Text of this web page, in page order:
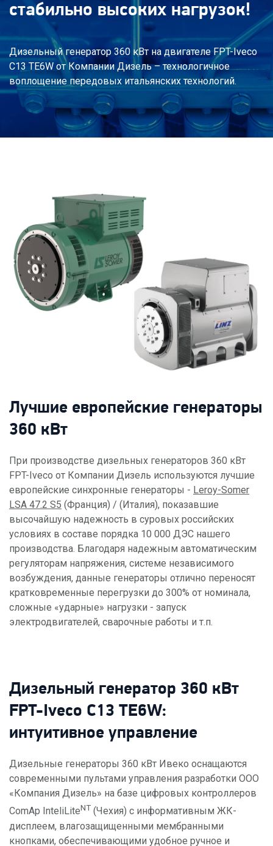
стабильно высоких нагрузок!
Дизельный генератор 360 кВт на двигателе FPT-Iveco
C13 TE6W от Компании Дизель – технологичное
воплощение передовых итальянских технологий.
Лучшие европейские генераторы
360 кВт
При производстве дизельных генераторов 360 кВт
FPT-Iveco от Компании Дизель используются лучшие
европейские синхронные генераторы - Leroy-Somer
LSA 47.2 S5 (Франция) / (Италия), показавшие
высочайшую надежность в суровых российских
условиях в составе порядка 10 000 ДЭС нашего
производства. Благодаря надежным автоматическим
регуляторам напряжения, системе независимого
возбуждения, данные генераторы отлично переносят
кратковременные перегрузки до 300% от номинала,
сложные «ударные» нагрузки - запуск
электродвигателей, сварочные работы и т.п.
Дизельный генератор 360 кВт
FPT-Iveco C13 TE6W:
интуитивное управление
Дизельные генераторы 360 кВт Ивеко оснащаются
современными пультами управления разработки ООО
«Компания Дизель» на базе цифровых контроллеров
ComAp InteliLiteNT (Чехия) с информативным ЖК-
дисплеем, влагозащищенными мембранными
кнопками, обеспечивающими удобное ручное и